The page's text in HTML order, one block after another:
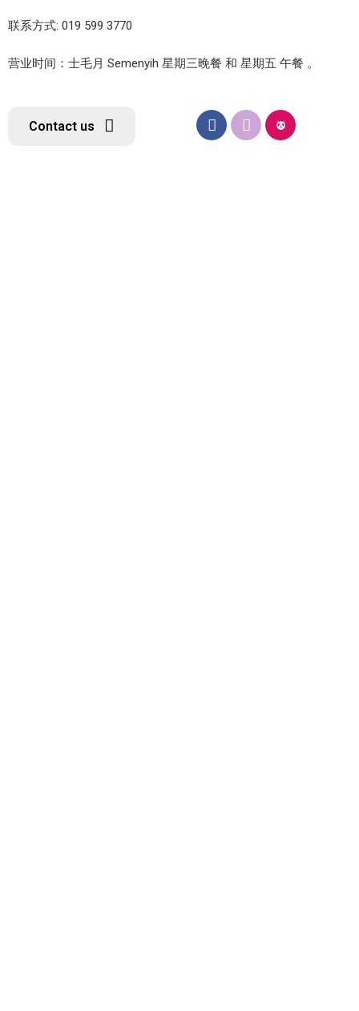
联系方式: 019 599 3770
营业时间：士毛月 Semenyih 星期三晚餐 和 星期五 午餐 。
Contact us